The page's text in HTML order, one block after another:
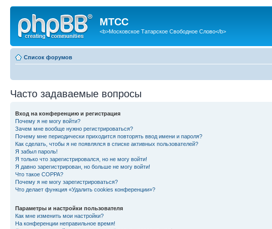
МТСС
<b>Московское Татарское Свободное Слово</b>
Список форумов
Часто задаваемые вопросы
Вход на конференцию и регистрация
Почему я не могу войти?
Зачем мне вообще нужно регистрироваться?
Почему мне периодически приходится повторять ввод имени и пароля?
Как сделать, чтобы я не появлялся в списке активных пользователей?
Я забыл пароль!
Я только что зарегистрировался, но не могу войти!
Я давно зарегистрирован, но больше не могу войти!
Что такое COPPA?
Почему я не могу зарегистрироваться?
Что делает функция «Удалить cookies конференции»?
Параметры и настройки пользователя
Как мне изменить мои настройки?
На конференции неправильное время!